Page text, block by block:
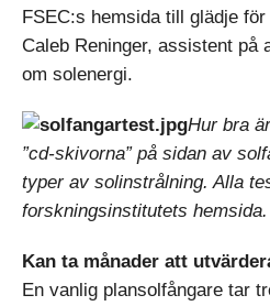
FSEC:s hemsida till glädje
Caleb Reninger, assistent på
om solenergi.
Hur bra
”cd-skivorna” på sidan av
typer av solinstrålning. Alla
forskningsinstitutets hemsida.
Kan ta månader att
En vanlig plansolfångare tar